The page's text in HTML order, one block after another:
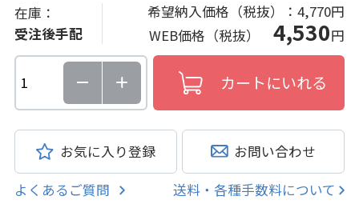
在庫：
受注後手配
希望納入価格（税抜）：4,770円
WEB価格（税抜）4,530円
お気に入り登録 お問い合わせ
よくあるご質問 送料・各種手数料について